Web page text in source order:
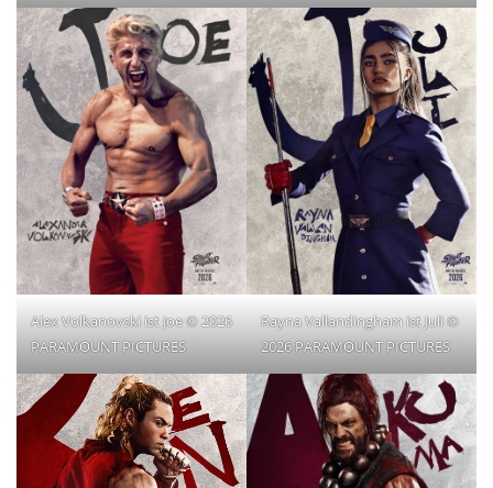
Alex Volkanovski ist Joe © 2026
PARAMOUNT PICTURES
Rayna Vallandingham ist Juli ©
2026 PARAMOUNT PICTURES